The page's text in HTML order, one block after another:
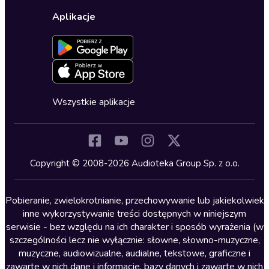
Dla młodzieży
Kryminały
Lektury szkolne
Literatura anglojęzyczna
Literatura faktu
Literatura obyczajowa
Literatura piękna obca
Ustawienia prywatności
Formularz zgłaszania nielegalnych treści
Deklaracja dostępności
Oferta dla firm i bibliotek
Dołącz do newslettera
Blog
Zapowiedzi
Cykle audiobooków
Aplikacje
Wszystkie aplikacje
Copyright © 2008-2026 Audioteka Group Sp. z o.o.
Pobieranie, zwielokrotnianie, przechowywanie lub jakiekolwiek
inne wykorzystywanie treści dostępnych w niniejszym
serwisie - bez względu na ich charakter i sposób wyrażenia (w
szczególności lecz nie wyłącznie: słowne, słowno-muzyczne,
muzyczne, audiowizualne, audialne, tekstowe, graficzne i